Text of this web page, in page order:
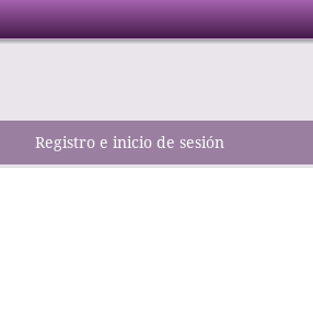
Registro e inicio de sesión